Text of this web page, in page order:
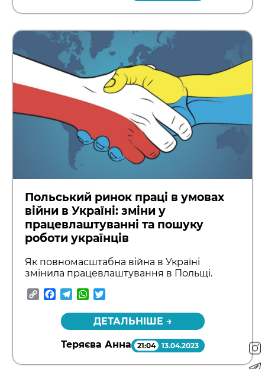
Польський ринок праці в умовах
війни в Україні: зміни у
працевлаштуванні та пошуку
роботи українців
Як повномасштабна війна в Україні
змінила працевлаштування в Польщі.
CopyFacebook
TelegramWhatsApp
ДЕТАЛЬНІШЕ →
Теряєва Анна 21:04 13.04.2023